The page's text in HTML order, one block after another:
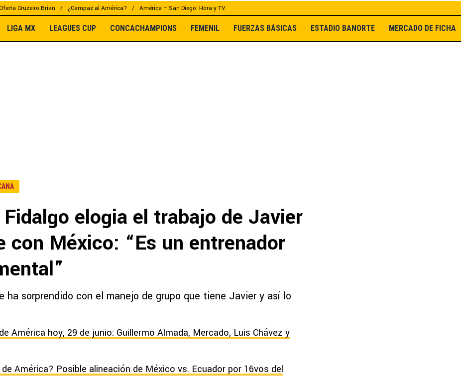
Cruzeiro Brian ¿Campaz al América? América – San Diego: Hora y TV
LIGA MX LEAGUES CUP CONCACHAMPIONS FEMENIL FUERZAS BÁSICAS ESTADIO BANORTE MERCADO DE
elogia el trabajo de Javier
con México: “Es un entrenador
ha sorprendido con el manejo de grupo que tiene Javier y así lo
América hoy, 29 de junio: Guillermo Almada, Mercado, Luis Chávez y
de América? Posible alineación de México vs. Ecuador por 16vos del